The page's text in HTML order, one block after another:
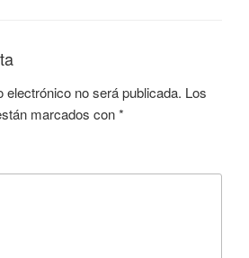
electrónico no será publicada. Los
marcados con*